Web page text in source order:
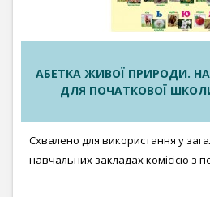
АБЕТКА ЖИВОЇ ПРИРОДИ.
ДЛЯ ПОЧАТКОВОЇ
Схвалено для використання у
навчальних закладах комісією з